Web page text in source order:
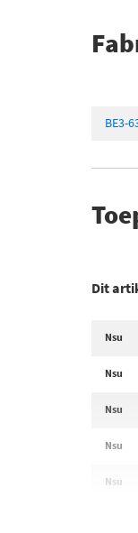
BE3-
Dit
Nsu
Nsu
Nsu
Nsu
Nsu